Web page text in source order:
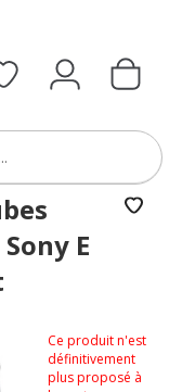
E
Ce produit n'est
définitivement
plus proposé à